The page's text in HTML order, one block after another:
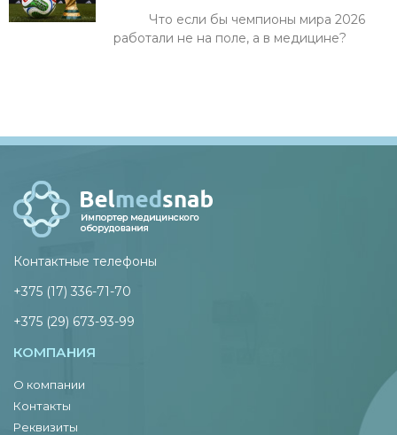
Что если бы чемпионы мира 2026
работали не на поле, а в медицине?
Контактные телефоны
+375 (17) 336-71-70
+375 (29) 673-93-99
КОМПАНИЯ
О компании
Контакты
Реквизиты